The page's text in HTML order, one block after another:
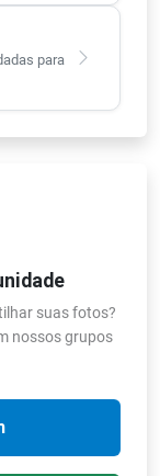
para
suas fotos?
nossos grupos